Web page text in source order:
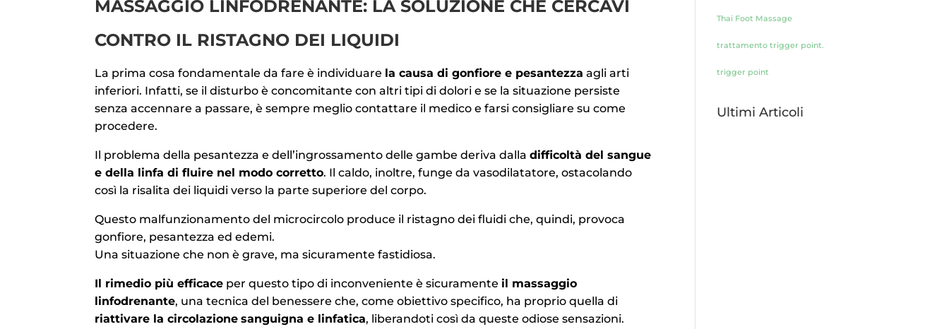
MASSAGGIO LINFODRENANTE: LA SOLUZIONE CHE CERCAVI
CONTRO IL RISTAGNO DEI LIQUIDI
La prima cosa fondamentale da fare è individuare la causa di gonfiore e pesantezza agli arti
inferiori. Infatti, se il disturbo è concomitante con altri tipi di dolori e se la situazione persiste
senza accennare a passare, è sempre meglio contattare il medico e farsi consigliare su come
procedere.
Il problema della pesantezza e dell’ingrossamento delle gambe deriva dalladifficoltà del sangue
e della linfa di fluire nel modo corretto. Il caldo, inoltre, funge da vasodilatatore, ostacolando
così la risalita dei liquidi verso la parte superiore del corpo.
Questo malfunzionamento del microcircolo produce il ristagno dei fluidi che, quindi, provoca
gonfiore, pesantezza ed edemi.
Una situazione che non è grave, ma sicuramente fastidiosa.
Il rimedio più efficace per questo tipo di inconveniente è sicuramente il massaggio
linfodrenante, una tecnica del benessere che, come obiettivo specifico, ha proprio quella di
riattivare la circolazione sanguigna e linfatica, liberandoti così da queste odiose sensazioni.
Thai Foot Massage
trattamento trigger point.
trigger point
Ultimi Articoli